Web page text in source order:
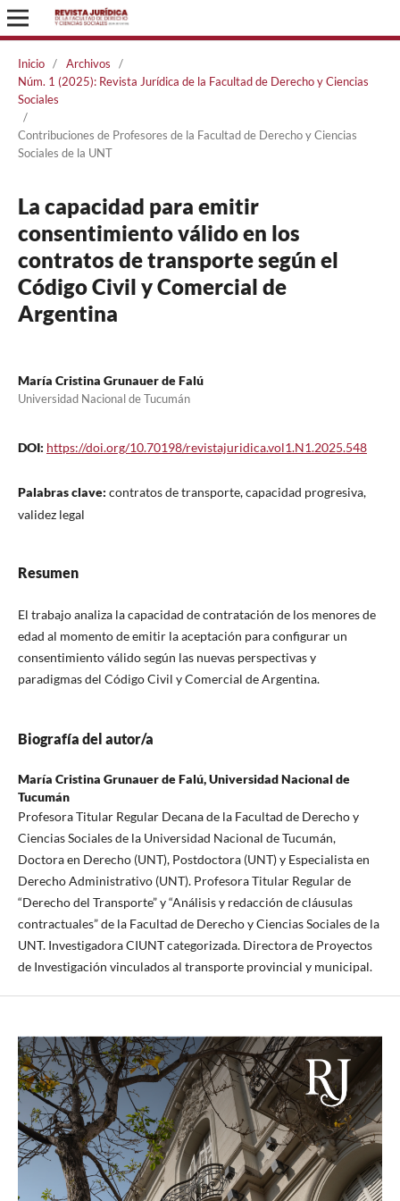
Inicio / Archivos
/
Núm. 1 (2025): Revista Jurídica de la Facultad de Derecho y Ciencias
Sociales
/
Contribuciones de Profesores de la Facultad de Derecho y Ciencias
Sociales de la UNT
La capacidad para emitir
consentimiento válido en los
contratos de transporte según el
Código Civil y Comercial de
Argentina
María Cristina Grunauer de Falú
Universidad Nacional de Tucumán
DOI: https://doi.org/10.70198/revistajuridica.vol1.N1.2025.548
Palabras clave: contratos de transporte, capacidad progresiva,
validez legal
Resumen
El trabajo analiza la capacidad de contratación de los menores de
edad al momento de emitir la aceptación para configurar un
consentimiento válido según las nuevas perspectivas y
paradigmas del Código Civil y Comercial de Argentina.
Biografía del autor/a
María Cristina Grunauer de Falú,Universidad Nacional de
Tucumán
Profesora Titular Regular Decana de la Facultad de Derecho y
Ciencias Sociales de la Universidad Nacional de Tucumán,
Doctora en Derecho (UNT), Postdoctora (UNT) y Especialista en
Derecho Administrativo (UNT). Profesora Titular Regular de
“Derecho del Transporte” y “Análisis y redacción de cláusulas
contractuales” de la Facultad de Derecho y Ciencias Sociales de la
UNT. Investigadora CIUNT categorizada. Directora de Proyectos
de Investigación vinculados al transporte provincial y municipal.